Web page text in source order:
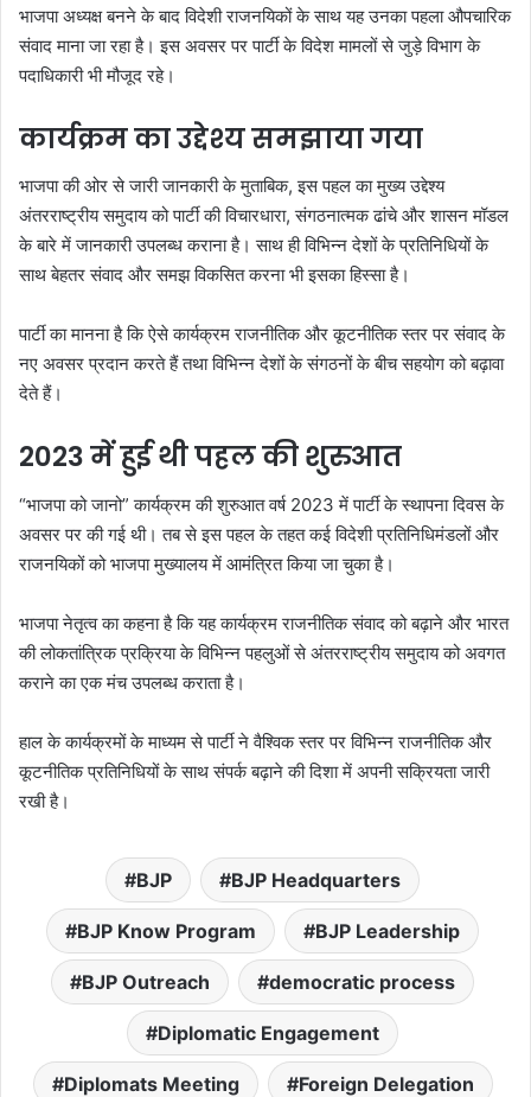
भाजपा अध्यक्ष बनने के बाद विदेशी राजनयिकों के साथ यह उनका पहला औपचारिक
संवाद माना जा रहा है। इस अवसर पर पार्टी के विदेश मामलों से जुड़े विभाग के
पदाधिकारी भी मौजूद रहे।
कार्यक्रम का उद्देश्य समझाया गया
भाजपा की ओर से जारी जानकारी के मुताबिक, इस पहल का मुख्य उद्देश्य
अंतरराष्ट्रीय समुदाय को पार्टी की विचारधारा, संगठनात्मक ढांचे और शासन मॉडल
के बारे में जानकारी उपलब्ध कराना है। साथ ही विभिन्न देशों के प्रतिनिधियों के
साथ बेहतर संवाद और समझ विकसित करना भी इसका हिस्सा है।
पार्टी का मानना है कि ऐसे कार्यक्रम राजनीतिक और कूटनीतिक स्तर पर संवाद के
नए अवसर प्रदान करते हैं तथा विभिन्न देशों के संगठनों के बीच सहयोग को बढ़ावा
देते हैं।
2023 में हुई थी पहल की शुरुआत
“भाजपा को जानो” कार्यक्रम की शुरुआत वर्ष 2023 में पार्टी के स्थापना दिवस के
अवसर पर की गई थी। तब से इस पहल के तहत कई विदेशी प्रतिनिधिमंडलों और
राजनयिकों को भाजपा मुख्यालय में आमंत्रित किया जा चुका है।
भाजपा नेतृत्व का कहना है कि यह कार्यक्रम राजनीतिक संवाद को बढ़ाने और भारत
की लोकतांत्रिक प्रक्रिया के विभिन्न पहलुओं से अंतरराष्ट्रीय समुदाय को अवगत
कराने का एक मंच उपलब्ध कराता है।
हाल के कार्यक्रमों के माध्यम से पार्टी ने वैश्विक स्तर पर विभिन्न राजनीतिक और
कूटनीतिक प्रतिनिधियों के साथ संपर्क बढ़ाने की दिशा में अपनी सक्रियता जारी
रखी है।
BJP BJP Headquarters
BJP Know Program BJP Leadership
BJP Outreach democratic process
Diplomatic Engagement
Diplomats Meeting Foreign Delegation